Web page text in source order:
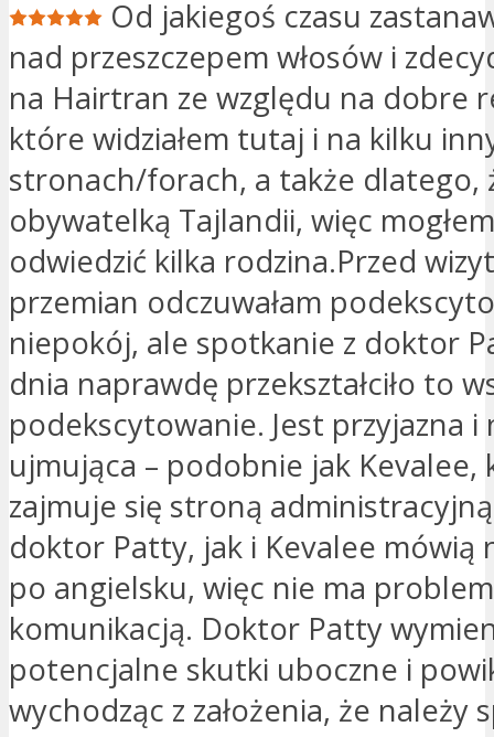
Od jakiegoś czasu
nad przeszczepem włosów i
na Hairtran ze względu na dobre
które widziałem tutaj i na kilku
stronach/forach, a także dlatego,
obywatelką Tajlandii, więc
odwiedzić kilka rodzina.Przed
przemian odczuwałam
niepokój, ale spotkanie z doktor
dnia naprawdę przekształciło to
podekscytowanie. Jest przyjazna i
ujmująca – podobnie jak Kevalee,
zajmuje się stroną
doktor Patty, jak i Kevalee mówią
po angielsku, więc nie ma
komunikacją. Doktor Patty
potencjalne skutki uboczne i
wychodząc z założenia, że ​​należy